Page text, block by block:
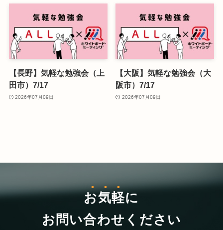
【長野】気軽な勉強会（上
田市）7/17
2026年07月09日
【大阪】気軽な勉強会（大
阪市）7/17
2026年07月09日
お気軽に
お問い合わせください